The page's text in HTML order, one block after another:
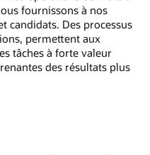
fournissons à nos
candidats. Des processus
permettent aux
tâches à forte valeur
des résultats plus